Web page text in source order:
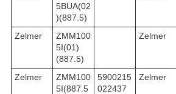
5BUA(02
)(887.5)
Zelmer
ZMM100
5I(01)
(887.5)
Zelmer
Zelmer
ZMM100
5I(887.5
5900215
022437
Zelmer